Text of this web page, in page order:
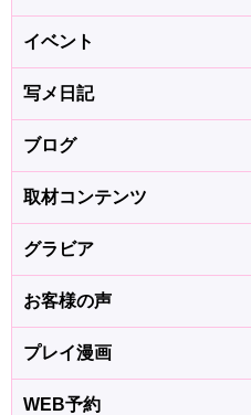
イベント
写メ日記
ブログ
取材コンテンツ
グラビア
お客様の声
プレイ漫画
WEB予約